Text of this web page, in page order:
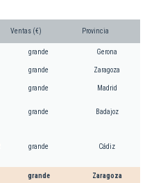
Ventas (€) Provincia
grande Gerona
grande Zaragoza
grande Madrid
grande Badajoz
grande Cádiz
grande Zaragoza